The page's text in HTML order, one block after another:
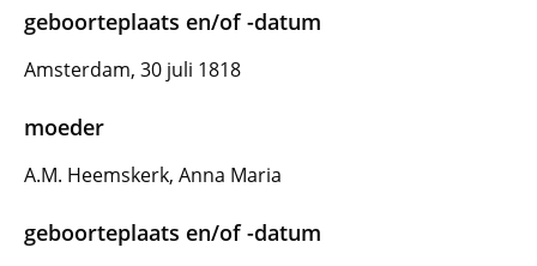
geboorteplaats en/of -datum
Amsterdam, 30 juli 1818
moeder
A.M. Heemskerk, Anna Maria
geboorteplaats en/of -datum